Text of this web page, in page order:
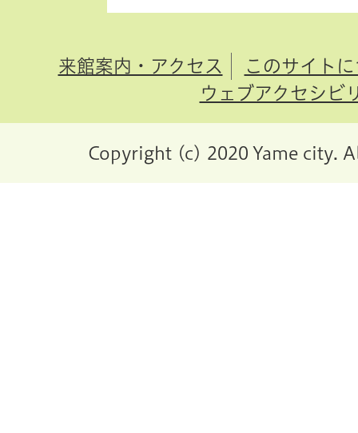
来館案内・アクセス
このサイト
ウェブアクセシビ
Copyright (c) 2020 Yame city.